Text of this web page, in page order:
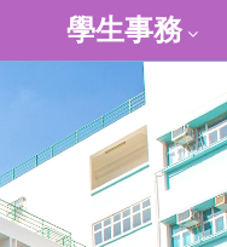
學生事務